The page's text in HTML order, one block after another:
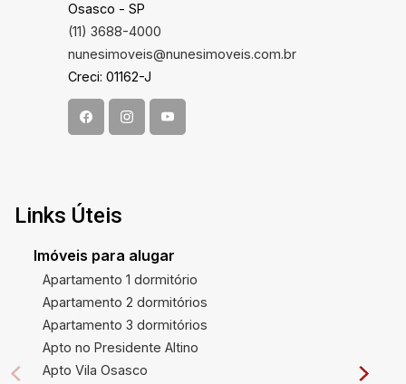
Osasco - SP
(11) 3688-4000
nunesimoveis@nunesimoveis.com.br
Creci: 01162-J
Links Úteis
Imóveis para alugar
Apartamento 1 dormitório
Apartamento 2 dormitórios
Apartamento 3 dormitórios
Apto no Presidente Altino
Apto Vila Osasco